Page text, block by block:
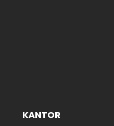
KANTOR